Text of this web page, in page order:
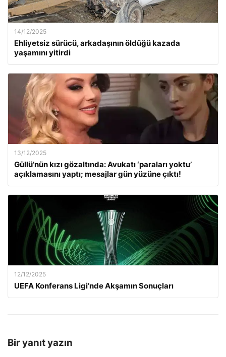
14/12/2025
Ehliyetsiz sürücü, arkadaşının öldüğü kazada
yaşamını yitirdi
13/12/2025
Güllü’nün kızı gözaltında: Avukatı ‘paraları yoktu’
açıklamasını yaptı; mesajlar gün yüzüne çıktı!
12/12/2025
UEFA Konferans Ligi’nde Akşamın Sonuçları
Bir yanıt yazın